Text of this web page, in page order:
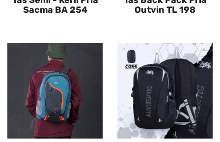
Sacma BA 254
Outvin TL 198